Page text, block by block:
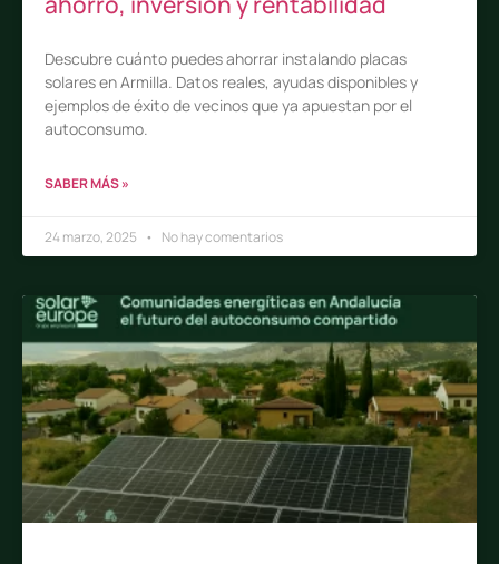
Descubre cuánto puedes ahorrar instalando placas
solares en Armilla. Datos reales, ayudas disponibles y
ejemplos de éxito de vecinos que ya apuestan por el
autoconsumo.
SABER MÁS »
24 marzo, 2025 No hay comentarios